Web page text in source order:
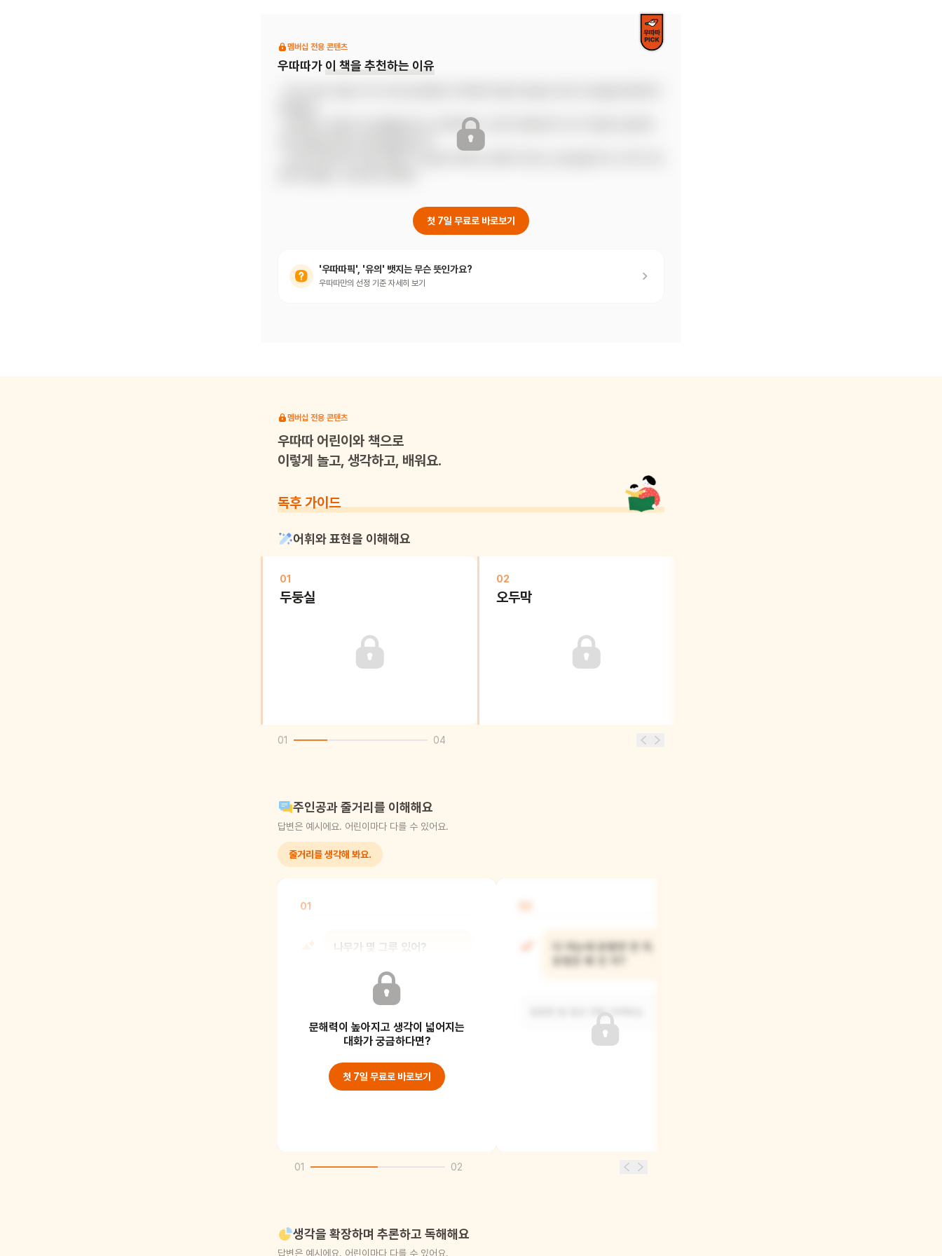
평화로운 숲을 완성해 나갑니다. 오롯이 나만을 위해 마련된 안전한 공간 안에서 아기는
지켜주는 착한 유령 혼자 깨어 있는 반전 유머와 함께 아늑한 상상의 세계로 마무리가
됩니다.
멤버십 전용 콘텐츠
우따따가 이 책을 추천하는 이유
- 반복되는 리듬과 오브제를 옮기는 인터랙티브 구성이 양육자와 아기가 함께 교감하며
첫 7일 무료로 바로보기
'우따따픽', '유의' 뱃지는 무슨 뜻인가요?
우따따만의 선정 기준 자세히 보기
멤버십 전용 콘텐츠
우따따어린이와 책으로
이렇게 놀고, 생각하고, 배워요.
독후 가이드
어휘와 표현을 이해해요
01
두둥실
02
오두막
01 04
주인공과 줄거리를 이해해요
답변은 예시에요. 어린이마다 다를 수 있어요.
줄거리를 생각해 봐요.
01
나무가 몇 그루 있어?
문해력이 높아지고 생각이 넓어지는
대화가 궁금하다면?
첫 7일 무료로 바로보기
다 자는데 유령만 안 자.
01 02
생각을 확장하며 추론하고 독해해요
답변은 예시에요. 어린이마다 다를 수 있어요.